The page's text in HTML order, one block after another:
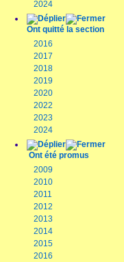
2024
Ont quitté la section
2016
2017
2018
2019
2020
2022
2023
2024
Ont été promus
2009
2010
2011
2012
2013
2014
2015
2016